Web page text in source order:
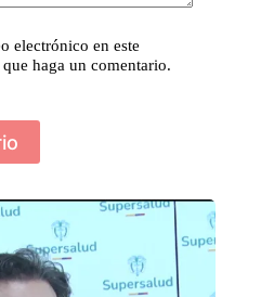
electrónico en este
haga un comentario.